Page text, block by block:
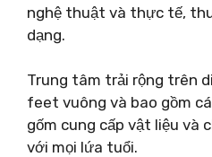
nghệ thuật và thực tế,
dạng.
Trung tâm trải rộng trên
feet vuông và bao gồm
gốm cung cấp vật liệu và
với mọi lứa tuổi.